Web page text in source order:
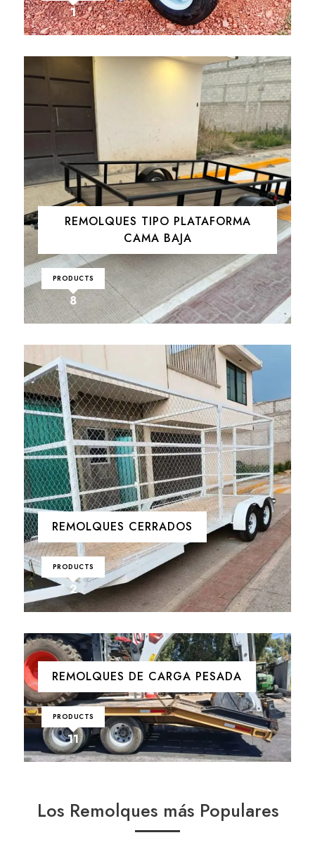
1
REMOLQUES TIPO PLATAFORMA
CAMA BAJA
8
PRODUCTS
REMOLQUES CERRADOS
2
PRODUCTS
REMOLQUES DE CARGA PESADA
11
PRODUCTS
Los Remolques más Populares